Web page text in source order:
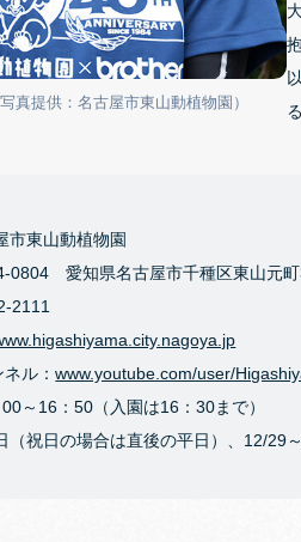
真提供：名古屋市東山動植物園）
市東山動植物園
0804 愛知県名古屋市千種区東山元
2111
ネル：www.youtube.com/user/
～16：50（入園は16：30まで）
（祝日の場合は直後の平日）、12/29